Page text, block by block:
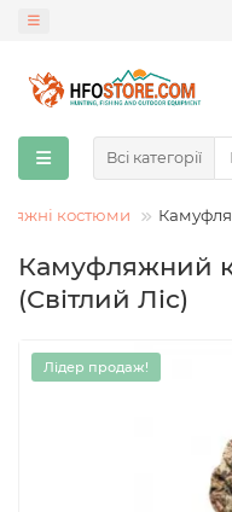
Всі категорії
костюми
Камуфляжний
(Світлий Ліс)
Лідер продаж!